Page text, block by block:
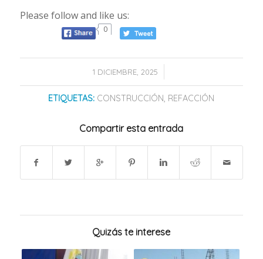
Please follow and like us:
0
1 DICIEMBRE, 2025
/
ETIQUETAS: CONSTRUCCIÓN, REFACCIÓN
Compartir esta entrada
Quizás te interese